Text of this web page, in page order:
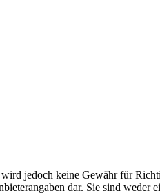
jedoch keine Gewähr für
dar. Sie sind